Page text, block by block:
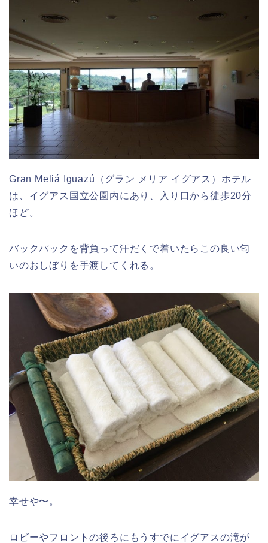
Gran Meliá Iguazú（グラン メリア イグアス）ホテル
は、イグアス国立公園内にあり、入り口から徒歩20分
ほど。
バックパックを背負って汗だくで着いたらこの良い匂
いのおしぼりを手渡してくれる。
幸せや〜。
ロビーやフロントの後ろにもうすでにイグアスの滝が